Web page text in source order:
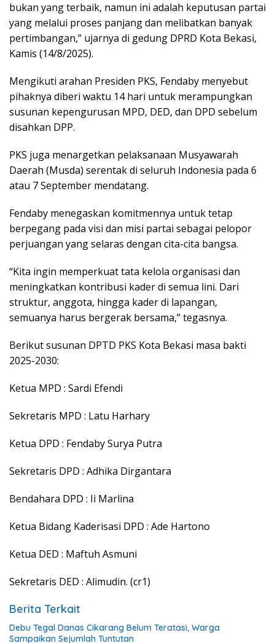
bukan yang terbaik, namun ini adalah keputusan partai
yang melalui proses panjang dan melibatkan banyak
pertimbangan,” ujarnya di gedung DPRD Kota Bekasi,
Kamis (14/8/2025).
Mengikuti arahan Presiden PKS, Fendaby menyebut
pihaknya diberi waktu 14 hari untuk merampungkan
susunan kepengurusan MPD, DED, dan DPD sebelum
disahkan DPP.
PKS juga menargetkan pelaksanaan Musyawarah
Daerah (Musda) serentak di seluruh Indonesia pada 6
atau 7 September mendatang.
Fendaby menegaskan komitmennya untuk tetap
berpegang pada visi dan misi partai sebagai pelopor
perjuangan yang selaras dengan cita-cita bangsa.
“Kita ingin memperkuat tata kelola organisasi dan
meningkatkan kontribusi kader di semua lini. Dari
struktur, anggota, hingga kader di lapangan,
semuanya harus bergerak bersama,” tegasnya.
Berikut susunan DPTD PKS Kota Bekasi masa bakti
2025-2030:
Ketua MPD : Sardi Efendi
Sekretaris MPD : Latu Harhary
Ketua DPD : Fendaby Surya Putra
Sekretaris DPD : Adhika Dirgantara
Bendahara DPD : Ii Marlina
Ketua Bidang Kaderisasi DPD : Ade Hartono
Ketua DED : Maftuh Asmuni
Sekretaris DED : Alimudin. (cr1)
Berita Terkait
Debu Tegal Danas Cikarang Belum Teratasi, Warga
Sampaikan Sejumlah Tuntutan